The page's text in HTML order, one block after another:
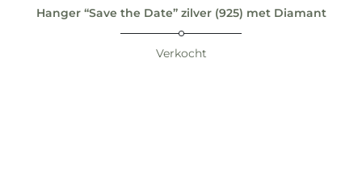
Hanger “Save the Date” zilver (925) met Diamant
Verkocht